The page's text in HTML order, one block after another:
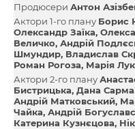
Продюсери Антон
Актори 1-го плану Борис
Олександр Заїка
Величко Андрій
Шмундир Владислав
Роман Рогоза Марія
Актори 2-го плану
Бистрицька Дана
Андрій Матковський
Чайка Андрій
Катерина Кузнєцова